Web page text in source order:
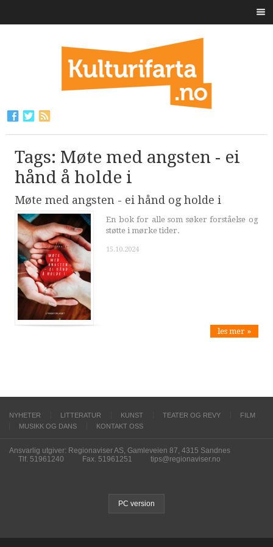
Tags: Møte med angsten - ei
hånd å holde i
Møte med angsten - ei hånd og holde i
En bok for alle som søker forståelse og
støtte i mørke tider.
15.10.2024
les mer »
NYHETER LITTERATUR KUNST TEATER OG REVY
FILM
MUSIKK OG DANS
KONTAKT OSS
Ansvarlig utgiver: Regionaviser AS, Gamleveien 87, 4315 Sandnes
Tlf. 51961240
Fax. 51961251 tips@regionaviser.no
PC version